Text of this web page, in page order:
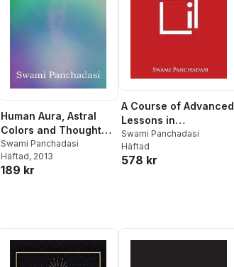
Human Aura, Astral
Colors and Thought
Forms
Swami Panchadasi
Häftad, 2013
189 kr
A Course of Advanced
Lessons in
Clairvoyance and
Occult Powers
Swami Panchadasi
Häftad
578 kr